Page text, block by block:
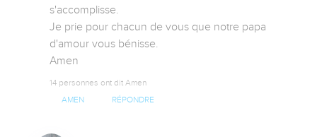
s'accomplisse.
Je prie pour chacun de vous que notre papa
d'amour vous bénisse.
Amen
14 personnes ont dit Amen
AMEN RÉPONDRE